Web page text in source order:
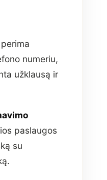
numeriu,
užklausą ir
paslaugos
su